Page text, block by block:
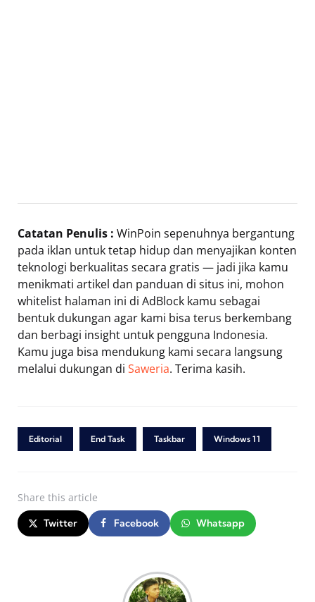
Catatan Penulis : WinPoin sepenuhnya bergantung
pada iklan untuk tetap hidup dan menyajikan konten
teknologi berkualitas secara gratis — jadi jika kamu
menikmati artikel dan panduan di situs ini, mohon
whitelist halaman ini di AdBlock kamu sebagai
bentuk dukungan agar kami bisa terus berkembang
dan berbagi insight untuk pengguna Indonesia.
Kamu juga bisa mendukung kami secara langsung
melalui dukungan di Saweria. Terima kasih.
Editorial End Task Taskbar Windows 11
Share this article
Twitter Facebook Whatsapp